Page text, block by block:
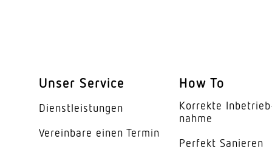
Schutzart
Schutzklasse
Unser Service
Dienst­leis­tungen
Vereinbare einen Termin
How To
Korrekte
nahme
Perfekt Sanieren